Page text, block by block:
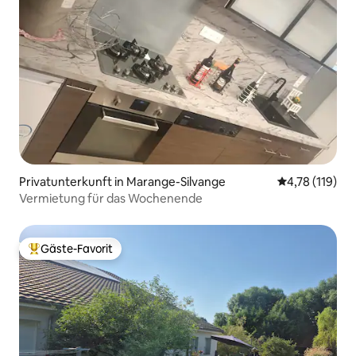
Privatunterkunft in Marange-Silvange
4,78 (119)
Vermietung für das Wochenende
Beliebter Gäste-Favorit.
Gäste-Favorit